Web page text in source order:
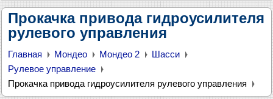
Прокачка привода гидроусилителя
рулевого управления
Главная Мондео Мондео 2
Шасси
Рулевое управление
Прокачка привода гидроусилителя рулевого управления